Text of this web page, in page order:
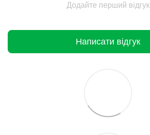
Додайте перший відгук
Написати відгук